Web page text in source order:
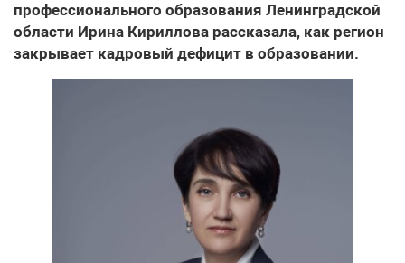
профессионального образования Ленинградской
области Ирина Кириллова рассказала, как регион
закрывает кадровый дефицит в образовании.